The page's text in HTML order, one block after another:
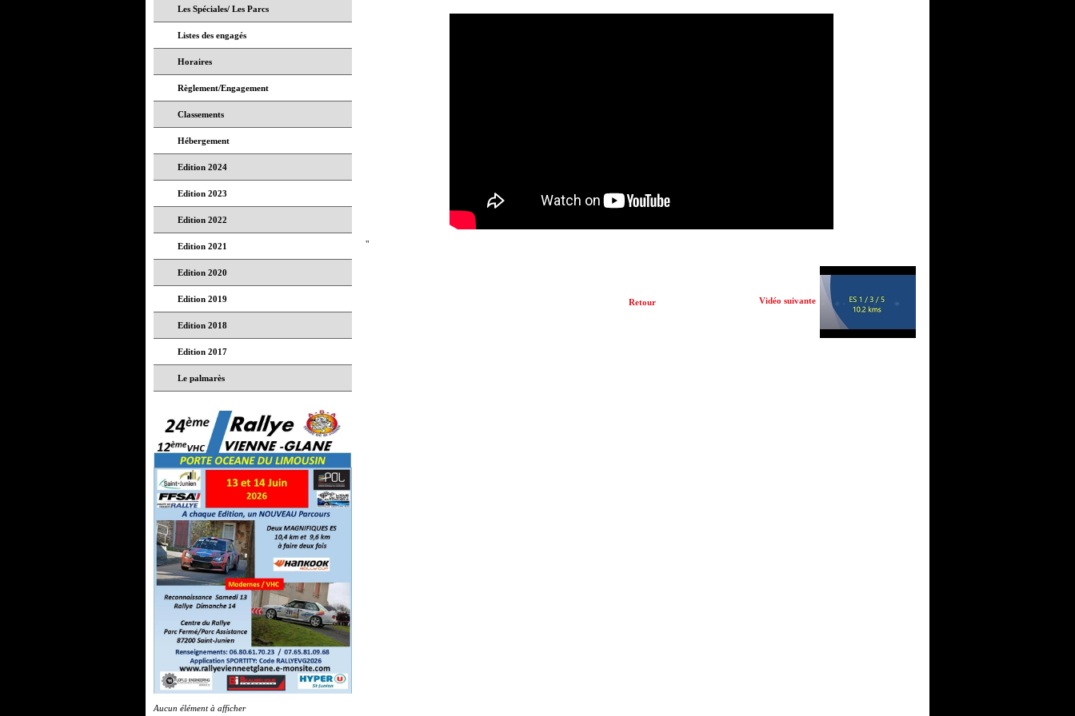
"
Retour Vidéo suivante
Les Spéciales/ Les Parcs
Listes des engagés
Horaires
Règlement/Engagement
Classements
Hébergement
Edition 2024
Edition 2023
Edition 2022
Edition 2021
Edition 2020
Edition 2019
Edition 2018
Edition 2017
Le palmarès
Aucun élément à afficher